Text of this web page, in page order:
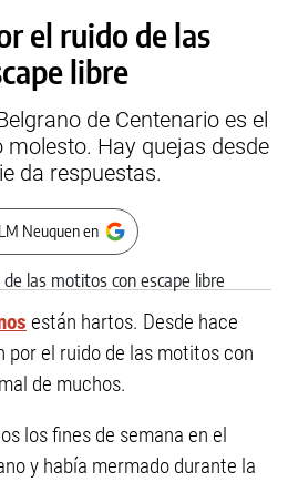
el ruido de las
libre
de Centenario es el
Hay quejas desde
da respuestas.
Neuquen en
están hartos. Desde hace
por el ruido de las motitos con
de muchos.
los fines de semana en el
y había mermado durante la